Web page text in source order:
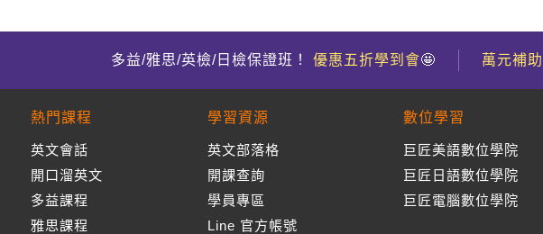
多益/雅思/英檢/日檢保證班！ 優惠五折學到會🤩 萬元補助
熱門課程
英文會話
開口溜英文
多益課程
雅思課程
學習資源
英文部落格
開課查詢
學員專區
Line 官方帳號
數位學習
巨匠美語數位學院
巨匠日語數位學院
巨匠電腦數位學院